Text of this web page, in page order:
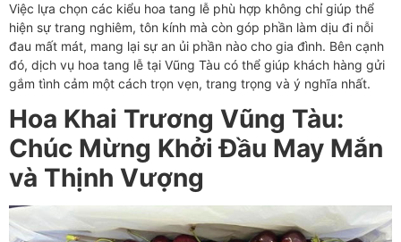
Việc lựa chọn các kiểu hoa tang lễ phù hợp không chỉ giúp thể
hiện sự trang nghiêm, tôn kính mà còn góp phần làm dịu đi nỗi
đau mất mát, mang lại sự an ủi phần nào cho gia đình. Bên cạnh
đó, dịch vụ hoa tang lễ tại Vũng Tàu có thể giúp khách hàng gửi
gắm tình cảm một cách trọn vẹn, trang trọng và ý nghĩa nhất.
Hoa Khai Trương Vũng Tàu:
Chúc Mừng Khởi Đầu May Mắn
và Thịnh Vượng